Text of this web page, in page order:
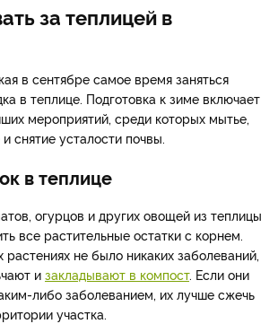
за теплицей в
в сентябре самое время заняться
в теплице. Подготовка к зиме включает
мероприятий, среди которых мытье,
снятие усталости почвы.
в теплице
огурцов и других овощей из теплицы
все растительные остатки с корнем.
растениях не было никаких заболеваний,
и закладывают в компост. Если они
либо заболеванием, их лучше сжечь
участка.